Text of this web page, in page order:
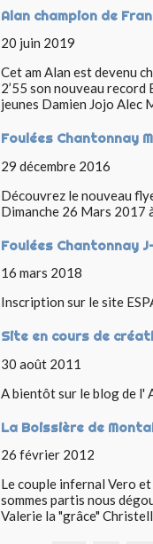
Alan champion de
20 juin 2019
Cet am Alan est devenu
2’55 son nouveau
jeunes Damien Jojo Alec
Foulées Chantonnay
29 décembre 2016
Découvrez le nouveau
Dimanche 26 Mars
Foulées Chantonnay
16 mars 2018
Inscription sur le site
Site en cours de
30 août 2011
A bientôt sur le blog de l'
La Boissière de
26 février 2012
Le couple infernal Vero
sommes partis nous
Valerie la "grâce"